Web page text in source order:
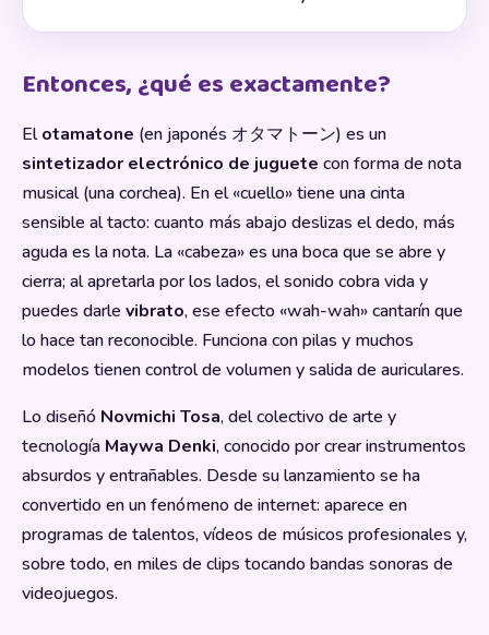
Entonces, ¿qué es exactamente?
Elotamatone (en japonés オタマトーン) es un
sintetizador electrónico de juguete con forma de nota
musical (una corchea). En el «cuello» tiene una cinta
sensible al tacto: cuanto más abajo deslizas el dedo, más
aguda es la nota. La «cabeza» es una boca que se abre y
cierra; al apretarla por los lados, el sonido cobra vida y
puedes darle vibrato, ese efecto «wah-wah» cantarín que
lo hace tan reconocible. Funciona con pilas y muchos
modelos tienen control de volumen y salida de auriculares.
Lo diseñó Novmichi Tosa, del colectivo de arte y
tecnología Maywa Denki, conocido por crear instrumentos
absurdos y entrañables. Desde su lanzamiento se ha
convertido en un fenómeno de internet: aparece en
programas de talentos, vídeos de músicos profesionales y,
sobre todo, en miles de clips tocando bandas sonoras de
videojuegos.